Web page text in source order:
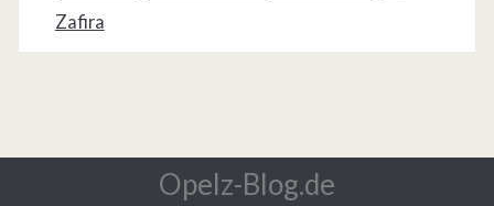
Zafira
Opelz-Blog.de